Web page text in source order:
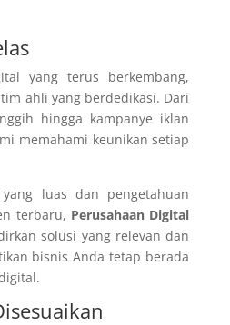
yang terus berkembang,
ahli yang berdedikasi. Dari
hingga kampanye iklan
memahami keunikan setiap
luas dan pengetahuan
terbaru, Perusahaan Digital
solusi yang relevan dan
bisnis Anda tetap berada